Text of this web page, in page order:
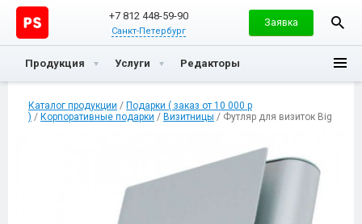
+7 812 448-59-90
Санкт-Петербург
Заявка
Продукция Услуги Редакторы
Каталог продукции / Подарки ( заказ от 10 000 р
) / Корпоративные подарки / Визитницы / Футляр для визиток Big